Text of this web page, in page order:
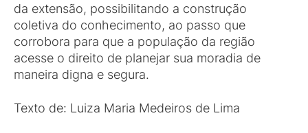
da extensão, possibilitando a construção
coletiva do conhecimento, ao passo que
corrobora para que a população da região
acesse o direito de planejar sua moradia de
maneira digna e segura.
Texto de: Luiza Maria Medeiros de Lima